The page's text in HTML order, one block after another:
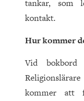
tankar, som
kontakt.
Hur kommer
Vid bokbord
kommer att